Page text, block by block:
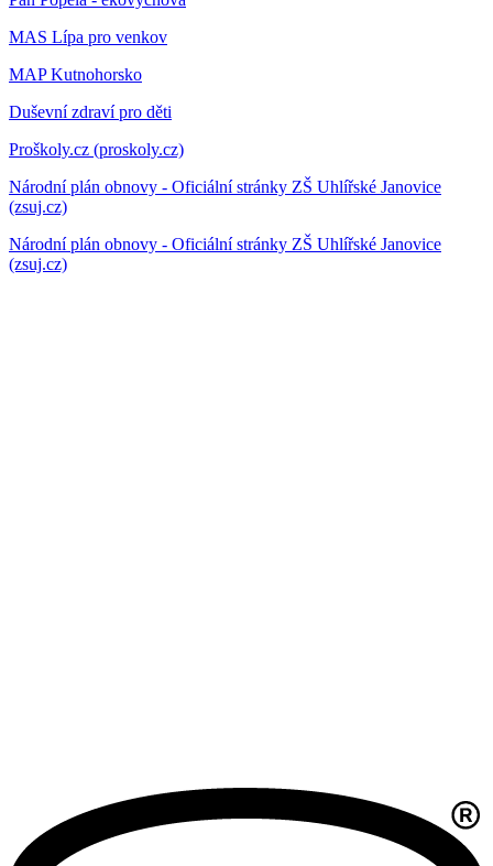
MAS Lípa pro venkov
MAP Kutnohorsko
Duševní zdraví pro děti
Proškoly.cz (proskoly.cz)
Národní plán obnovy - Oficiální stránky ZŠ Uhlířské Janovice
(zsuj.cz)
Národní plán obnovy - Oficiální stránky ZŠ Uhlířské Janovice
(zsuj.cz)